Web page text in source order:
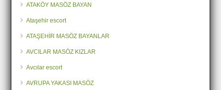
ATAKÖY MASÖZ BAYAN
Ataşehir escort
ATAŞEHİR MASÖZ BAYANLAR
AVCILAR MASÖZ KIZLAR
Avcılar escort
AVRUPA YAKASI MASÖZ